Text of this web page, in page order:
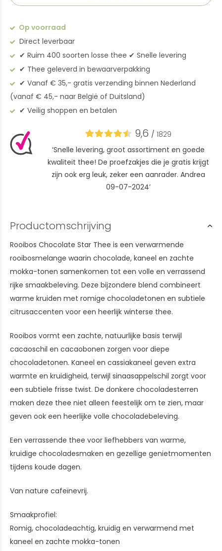
Op voorraad
Direct leverbaar
✔︎ Ruim 400 soorten losse thee ✔︎ Snelle levering
✔︎ Thee geleverd in bewaarverpakking
✔︎ Vanaf € 35,- gratis verzending binnen Nederland
(vanaf € 45,- naar België of Duitsland)
✔︎ Veilig shoppen en betalen
9,6 / 1829
‘Snelle levering, groot assortiment en goede
kwaliteit thee! De proefzakjes die je gratis krijgt
zijn ook erg leuk, zeker een aanrader. Andrea
09-07-2024’
Productomschrijving
Rooibos Chocolate Star Thee is een verwarmende
rooibosmelange waarin chocolade, kaneel en zachte
mokka-tonen samenkomen tot een volle en verrassend
rijke smaakbeleving. Deze bijzondere blend combineert
warme kruiden met romige chocoladetonen en subtiele
citrusaccenten voor een heerlijk winterse thee.
Rooibos vormt een zachte, natuurlijke basis terwijl
cacaoschil en cacaobonen zorgen voor diepe
chocoladetonen. Kaneel en cassiakaneel geven extra
warmte en kruidigheid, terwijl sinaasappelschil zorgt voor
een subtiele frisse twist. De donkere chocoladesterren
maken deze thee niet alleen feestelijk om te zien, maar
geven ook een heerlijke volle chocoladebeleving.
Een verrassende thee voor liefhebbers van warme,
kruidige chocoladesmaken en gezellige genietmomenten
tijdens koude dagen.
Van nature cafeïnevrij.
Smaakprofiel:
Romig, chocoladeachtig, kruidig en verwarmend met
kaneel en zachte mokka-tonen